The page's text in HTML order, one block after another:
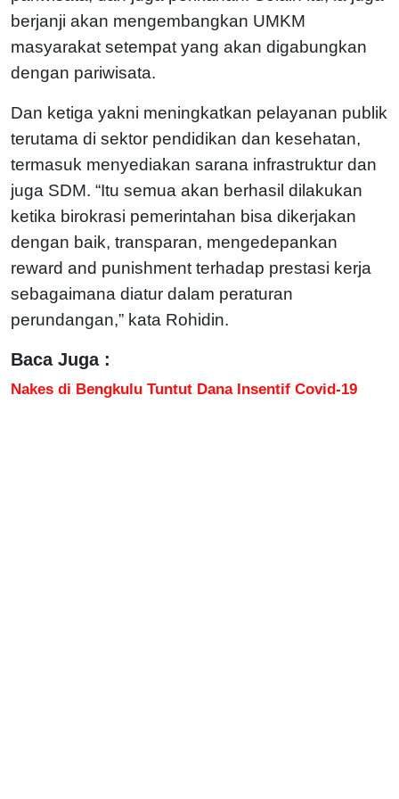
berjanji akan mengembangkan UMKM
masyarakat setempat yang akan digabungkan
dengan pariwisata.
Dan ketiga yakni meningkatkan pelayanan publik
terutama di sektor pendidikan dan kesehatan,
termasuk menyediakan sarana infrastruktur dan
juga SDM. “Itu semua akan berhasil dilakukan
ketika birokrasi pemerintahan bisa dikerjakan
dengan baik, transparan, mengedepankan
reward and punishment terhadap prestasi kerja
sebagaimana diatur dalam peraturan
perundangan,” kata Rohidin.
Baca Juga :
Nakes di Bengkulu Tuntut Dana Insentif Covid-19